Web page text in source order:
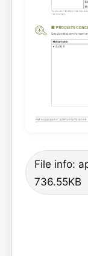
File info:
736.55KB